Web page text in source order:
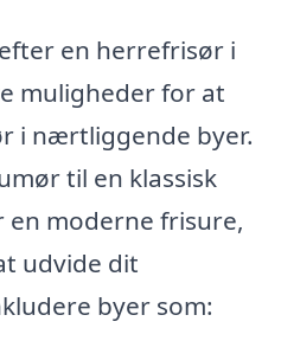
en herrefrisør i
muligheder for at
i nærtliggende byer.
til en klassisk
en moderne frisure,
udvide dit
byer som: